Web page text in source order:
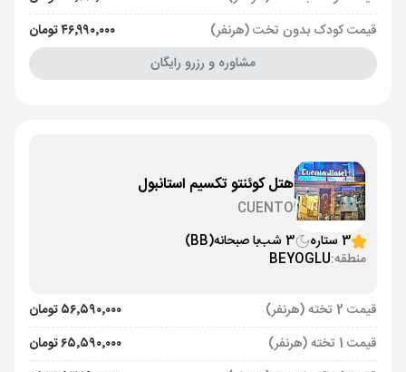
قیمت کودک بدون تخت (هرنفر)
۴۶٬۹۹۰٬۰۰۰ تومان
مشاوره و رزرو رایگان
هتل کوئنتو تکسیم استانبول
CUENTO
3 ستاره
3 شب با صبحانه(BB)
منطقه:BEYOGLU
قیمت 2 تخته (هرنفر)
۵۶٬۵۹۰٬۰۰۰ تومان
قیمت 1 تخته (هرنفر)
۶۵٬۵۹۰٬۰۰۰ تومان